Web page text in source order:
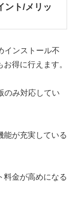
ント/メリッ
インストール不
得に行えます。
のみ対応してい
能が充実している
料金が高めになる